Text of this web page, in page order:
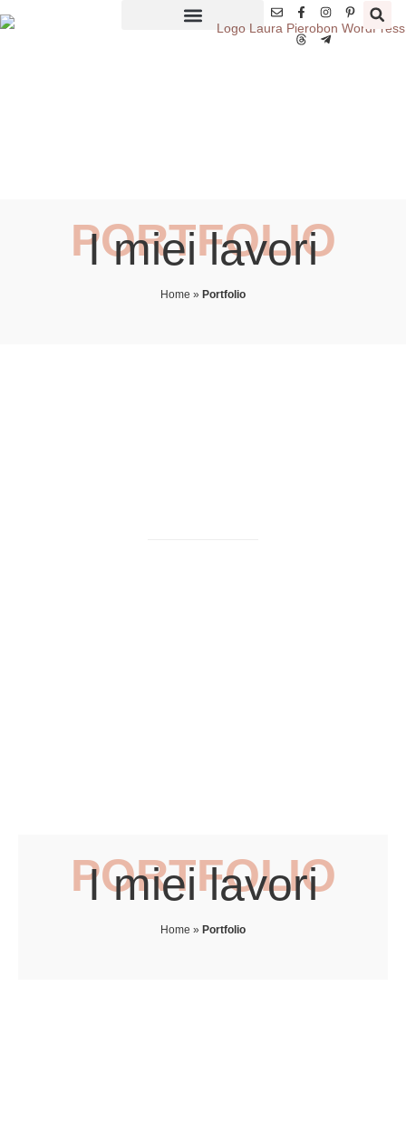
PORTFOLIO
I miei lavori
Home » Portfolio
PORTFOLIO
I miei lavori
Home » Portfolio